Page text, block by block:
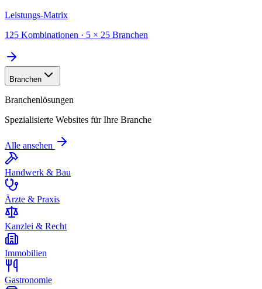
Leistungs-Matrix
125 Kombinationen · 5 × 25 Branchen
Branchen
Branchenlösungen
Spezialisierte Websites für Ihre Branche
Alle ansehen
Handwerk & Bau
Ärzte & Praxis
Kanzlei & Recht
Immobilien
Gastronomie